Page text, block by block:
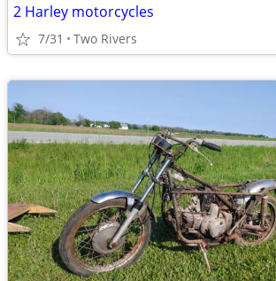
2 Harley motorcycles
7/31 Two Rivers